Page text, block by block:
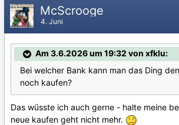
McScrooge
4. Juni
Am 3.6.2026 um 19:32 von xfklu:
Bei welcher Bank kann man das Ding
noch kaufen?
Das wüsste ich auch gerne - halte meine
neue kaufen geht nicht mehr.